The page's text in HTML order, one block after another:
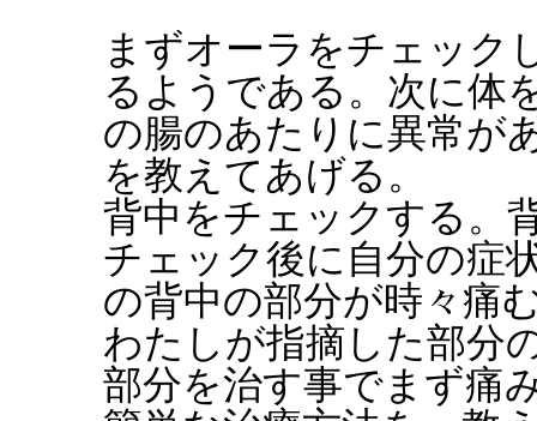
まずオーラをチェック
るようである。次に体
の腸のあたりに異常が
を教えてあげる。
背中をチェックする。
チェック後に自分の症
の背中の部分が時々痛
わたしが指摘した部分
部分を治す事でまず痛